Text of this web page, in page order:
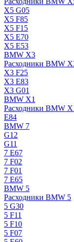
X5 G05
X5 F85
X5 F15
X5 E70
X5 E53
BMW X3
Расходники BMW
X3 F25
X3 E83
X3 G01
BMW X1
Расходники BMW
E84
BMW 7
G12
G11
7 Е67
7 F02
7 F01
7 E65
BMW 5
Расходники BMW 5
5 G30
5 F11
5 F10
5 F07